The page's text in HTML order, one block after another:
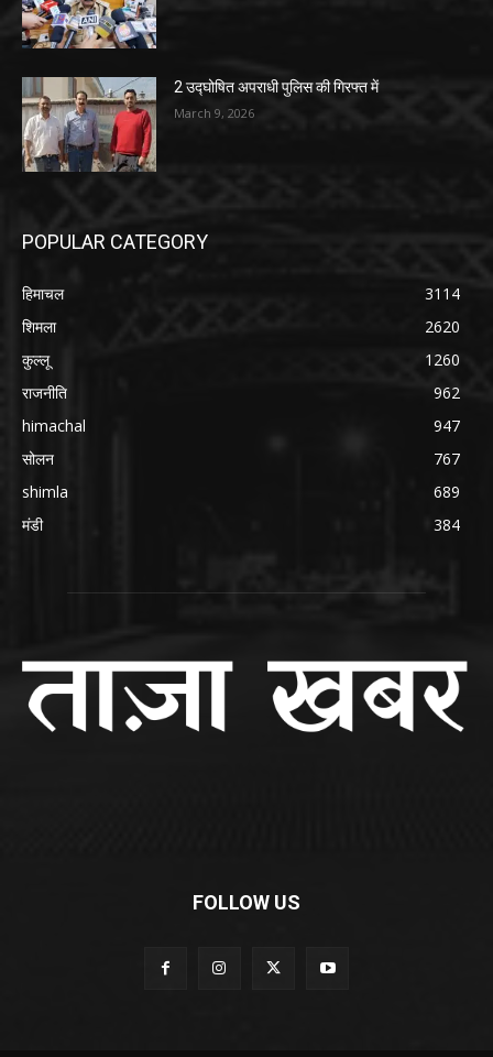
2 उद्घोषित अपराधी पुलिस की गिरफ्त में
March 9, 2026
POPULAR CATEGORY
हिमाचल
3114
शिमला
2620
कुल्लू
1260
राजनीति
962
himachal
947
सोलन
767
shimla
689
मंडी
384
FOLLOW US